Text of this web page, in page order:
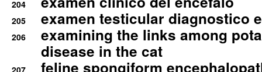
204
205 examen testicular diagnostico
206
examining the links among
disease in the cat
feline spongiform